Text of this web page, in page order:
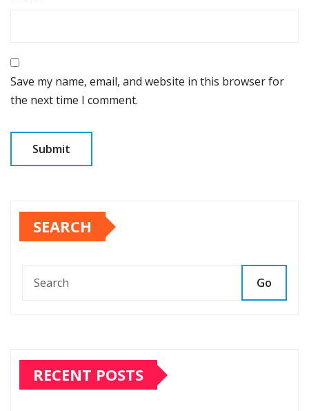
Save my name, email, and website in this browser for
the next time I comment.
SEARCH
Go
RECENT POSTS